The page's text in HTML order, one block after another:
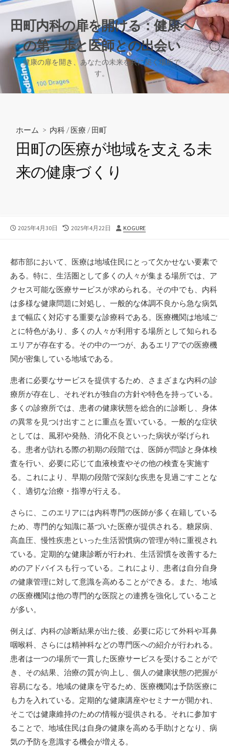
コ
ン
ス
キ
田町内科の扉を開ける：健康へ
の第一歩と医師との出会い
健康の扉を開き、あなたの未来を共に築く場所で
す。
検
索
切
ホーム > 内科 /医療 /田町
田町の医療が地域を支える未
来の健康づくり
公
2025年4月30日
最
新
日
2025年4月22日
投
KOGURE
都市部において、医療は地域住民にとって欠かせない要素で
ある。 特に、生活圏として多くの人々が集まる場所では、ア
クセス可能な医療サービスが求められる。その中でも、内科
は多様な健康問題に対処し、一般的な体調不良から急な病気
まで幅広く対応する重要な診療科である。医療機関は地域ご
とに特色があり、多くの人々が利用する場所として知られる
エリアが存在する。その中の一つが、あるエリアでの医療機
関が密集している地域である。
患者に必要なサービスを提供するため、さまざまな内科の診
療所が存在し、それぞれが独自の方針や特色を持っている。
多くの診療所では、患者の健康状態を総合的に診断し、身体
の異常を見つけ出すことに重点を置いている。一般的な症状
としては、風邪や発熱、消化不良といった病状が挙げられ
る。患者が訪れる際の初期の段階では、医師が問診と身体検
査を行い、必要に応じて血液検査やその他の検査を実施す
る。これにより、早期の段階で深刻な疾患を見過ごすことな
く、適切な治療・指導が行える。
さらに、このエリアには内科専門の医師が多く在籍している
ため、専門的な知識に基づいた医療が提供される。糖尿病、
高血圧、慢性疾患といった生活習慣病の管理が特に重視され
ている。定期的な健康診断が行われ、生活習慣を改善するた
めのアドバイスも行っている。これにより、患者は自分自身
の健康管理に対して意識を高めることができる。また、地域
の医療機関は他の専門的な医院との連携を強化していること
が多い。
例えば、内科の診断結果が出た後、必要に応じて外科や耳鼻
咽喉科、さらには精神科などの専門医への紹介が行われる。
患者は一つの場所で一貫した医療サービスを受けることがで
き、その結果、治療の質が向上し、個人の健康状態の把握が
容易になる。地域の健康を守るため、医療機関は予防医療に
も力を入れている。定期的な健康講座やセミナーが開かれ、
そこでは健康維持のための情報が提供される。それに参加す
ることで、地域住民は自身の健康を高める手助けとなり、病
気の予防を意識する機会が増える。